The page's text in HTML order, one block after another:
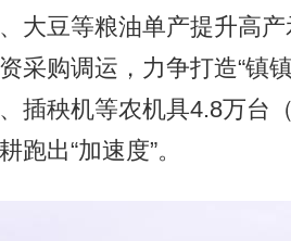
大豆等粮油单产提升高
采购调运，力争打造“镇
插秧机等农机具4.8万台
跑出“加速度”。